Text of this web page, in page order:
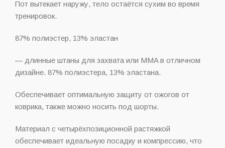
Пот вытекает наружу, тело остаётся сухим во время
тренировок.
87% полиэстер, 13% эластан
— длинные штаны для захвата или MMA в отличном
дизайне. 87% полиэстера, 13% эластана.
Обеспечивает оптимальную защиту от ожогов от
коврика, также можно носить под шорты.
Материал с четырёхпозиционной растяжкой
обеспечивает идеальную посадку и компрессию, что